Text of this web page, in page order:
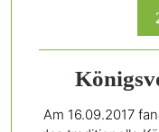
Am 16.09.2017